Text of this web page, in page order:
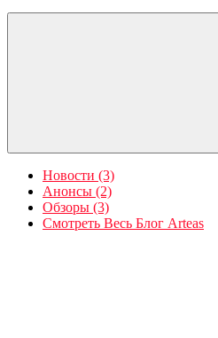
Новости (3)
Анонсы (2)
Обзоры (3)
Смотреть Весь Блог Arteas